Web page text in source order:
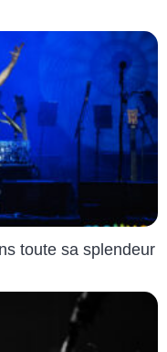
toute sa splendeur